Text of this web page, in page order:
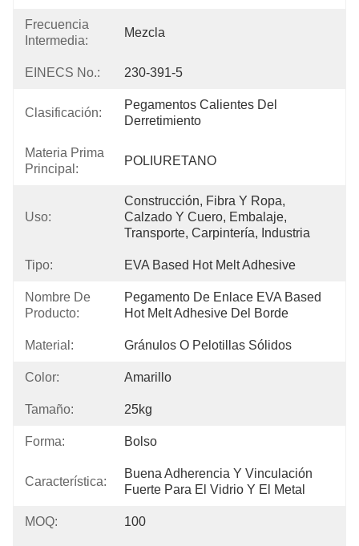
Frecuencia
Intermedia:
Mezcla
EINECS No.: 230-391-5
Clasificación:
Pegamentos Calientes Del
Derretimiento
Materia Prima
Principal:
POLIURETANO
Uso:
Construcción, Fibra Y Ropa,
Calzado Y Cuero, Embalaje,
Transporte, Carpintería, Industria
Tipo: EVA Based Hot Melt Adhesive
Nombre De
Producto:
Pegamento De Enlace EVA Based
Hot Melt Adhesive Del Borde
Material: Gránulos O Pelotillas Sólidos
Color: Amarillo
Tamaño: 25kg
Forma: Bolso
Característica:
Buena Adherencia Y Vinculación
Fuerte Para El Vidrio Y El Metal
MOQ: 100